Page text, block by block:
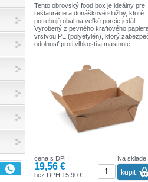
Tento obrovský food box je ideálny pre
reštaurácie a donáškové služby, ktoré
potrebujú obal na veľké porcie jedál.
Vyrobený z pevného kraftového
vrstvou PE (polyetylén), ktorý
odolnosť proti vlhkosti a mastnote.
prevlhnutím. Box je ekologický,
biorozložiteľný a recyklovateľný, čo z
robí skvelú voľbu pre ekologické
Tento food box je ideálny na podávanie
veľkých porcií jedál, ako sú cestoviny,
šaláty, sendviče, hotové jedlá, jedlá s
omáčkami a ďalšie pokrmy v
fast foodoch, pri cateringových
festivaloch, jarmokoch, grilovačkách,
2500 ml)
Na sklade
cena s DPH:
19,56 €
bez DPH 15,90 €